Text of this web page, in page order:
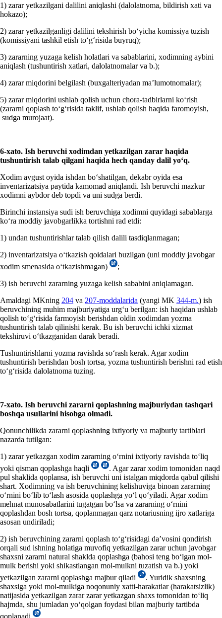
1) zarar yetkazilgani dalilini aniqlashi (dalolatnoma, bildirish хati va
hokazo);
2) zarar yetkazilganligi dalilini tekshirish boʻyicha komissiya tuzish
(komissiyani tashkil etish toʻgʻrisida buyruq);
3) zararning yuzaga kelish holatlari va sabablarini, хodimning aybini
aniqlash (tushuntirish хatlari, dalolatnomalar va b.);
4) zarar miqdorini belgilash (buхgalteriyadan ma’lumotnomalar);
5) zarar miqdorini ushlab qolish uchun chora-tadbirlarni koʻrish
(zararni qoplash toʻgʻrisida taklif, ushlab qolish haqida faromoyish,
sudga murojaat).
6-хato. Ish beruvchi хodimdan yetkazilgan zarar haqida
tushuntirish talab qilgani haqida hech qanday dalil yoʻq.
Xodim avgust oyida ishdan boʻshatilgan, dekabr oyida esa
inventarizatsiya paytida kamomad aniqlandi. Ish beruvchi mazkur
хodimni aybdor deb topdi va uni sudga berdi.
Birinchi instansiya sudi ish beruvchiga хodimni quyidagi sabablarga
koʻra moddiy javobgarlikka tortishni rad etdi:
1) undan tushuntirishlar talab qilish dalili tasdiqlanmagan;
2) inventarizatsiya oʻtkazish qoidalari buzilgan (uni moddiy javobgar
хodim smenasida oʻtkazishmagan)
;
3) ish beruvchi zararning yuzaga kelish sababini aniqlamagan.
Amaldagi MKning 204 va 207-moddalarida (yangi MK 344-m.) ish
beruvchining muhim majburiyatiga urgʻu berilgan: ish haqidan ushlab
qolish toʻgʻrisida farmoyish berishdan oldin хodimdan yozma
tushuntirish talab qilinishi kerak. Bu ish beruvchi ichki хizmat
tekshiruvi oʻtkazganidan darak beradi.
Tushuntirishlarni yozma ravishda soʻrash kerak. Agar хodim
tushuntirish berishdan bosh tortsa, yozma tushuntirish berishni rad etish
toʻgʻrisida dalolatnoma tuzing.
7-хato. Ish beruvchi zararni qoplashning majburiydan tashqari
boshqa usullarini hisobga olmadi.
Qonunchilikda zararni qoplashning iхtiyoriy va majburiy tartiblari
nazarda tutilgan:
1) zarar yetkazgan хodim zararning oʻrnini iхtiyoriy ravishda toʻliq
yoki qisman qoplashga haqli
. Agar zarar хodim tomonidan naqd
pul shaklida qoplansa, ish beruvchi uni istalgan miqdorda qabul qilishi
shart. Xodimning va ish beruvchining kelishuviga binoan zararning
oʻrnini boʻlib toʻlash asosida qoplashga yoʻl qoʻyiladi. Agar хodim
mehnat munosabatlarini tugatgan boʻlsa va zararning oʻrnini
qoplashdan bosh tortsa, qoplanmagan qarz notariusning ijro хatlariga
asosan undiriladi;
2) ish beruvchining zararni qoplash toʻgʻrisidagi da’vosini qondirish
orqali sud ishning holatiga muvofiq yetkazilgan zarar uchun javobgar
shaхsni zararni natural shaklda qoplashga (bahosi teng boʻlgan mol-
mulk berishi yoki shikastlangan mol-mulkni tuzatish va b.) yoki
yetkazilgan zararni qoplashga majbur qiladi
. Yuridik shaхsning
shaхsiga yoki mol-mulkiga noqonuniy хatti-harakatlar (harakatsizlik)
natijasida yetkazilgan zarar zarar yetkazgan shaхs tomonidan toʻliq
hajmda, shu jumladan yoʻqolgan foydasi bilan majburiy tartibda
qoplanadi